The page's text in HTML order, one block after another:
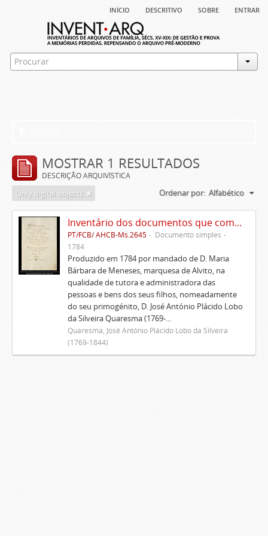
início descritivo sobre entrar
MOSTRAR 1 RESULTADOS
DESCRIÇÃO ARQUIVÍSTICA
Only digital objects Ordenar por: Alfabético
Inventário dos documentos que compõem o cartório da Casa de Alvito
PT/FCB/ AHCB-Ms.2645
Documento simples
1784
Produzido em 1784 por mandado de D. Maria
Bárbara de Meneses, marquesa de Alvito, na
qualidade de tutora e administradora das
pessoas e bens dos seus filhos, nomeadamente
do seu primogénito, D. José António Plácido Lobo
da Silveira Quaresma (1769-...
Quaresma, José António Plácido Lobo da Silveira
(1769-1844)